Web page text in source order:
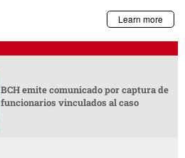
BCH emite comunicado por captura de
funcionarios vinculados al caso